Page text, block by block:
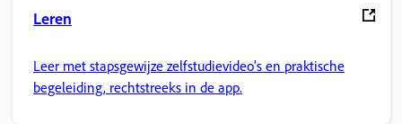
Leren
Leer met stapsgewijze zelfstudievideo's en praktische
begeleiding, rechtstreeks in de app.